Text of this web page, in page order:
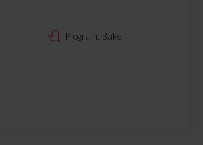
Program: Bake